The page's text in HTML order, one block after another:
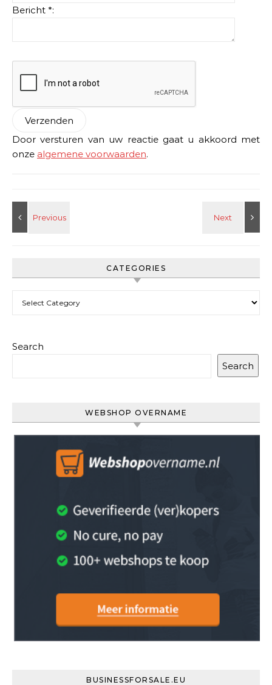
Bericht *:
Door versturen van uw reactie gaat u akkoord met
onze algemene voorwaarden.
CATEGORIES
Search
Search
WEBSHOP OVERNAME
BUSINESSFORSALE.EU